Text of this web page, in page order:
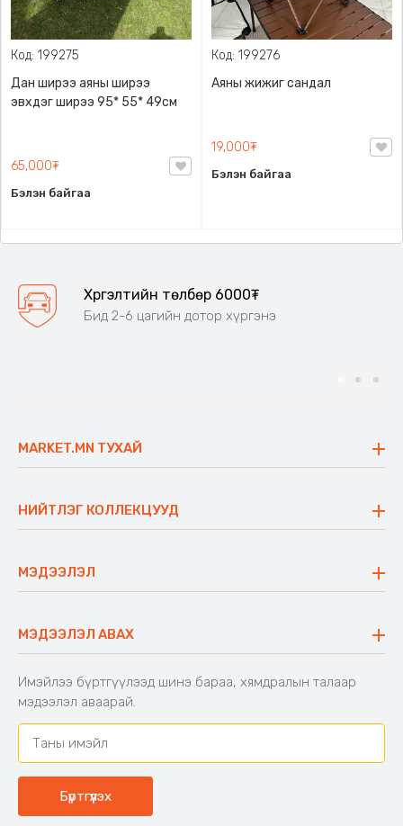
Код: 199275
Дан ширээ аяны ширээ
эвхдэг ширээ 95* 55* 49см
65,000₮
Бэлэн байгаа
Код: 199276
Аяны жижиг сандал
19,000₮
Бэлэн байгаа
Хүргэлтийн төлбөр 6000₮
Бид 2-6 цагийн дотор хүргэнэ
MARKET.MN ТУХАЙ
Үнэт зүйлс
Ажлын байр
Блог
НИЙТЛЭГ КОЛЛЕКЦУУД
Сүүдрэвч
Аяны ширээ
Аяны түшлэгтэй сандал
МЭДЭЭЛЭЛ
Буцаалтын журам
Захиалга шалгах
Хамтран ажиллах
Холбоо барих
МЭДЭЭЛЭЛ АВАХ
Имэйлээ бүртгүүлээд шинэ бараа, хямдралын талаар
мэдээлэл аваарай.
Бүртгүүлэх